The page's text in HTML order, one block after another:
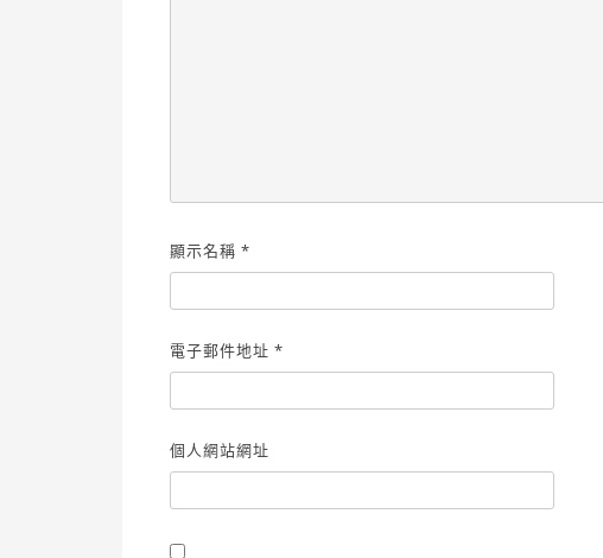
顯示名稱*
電子郵件地址*
個人網站網址